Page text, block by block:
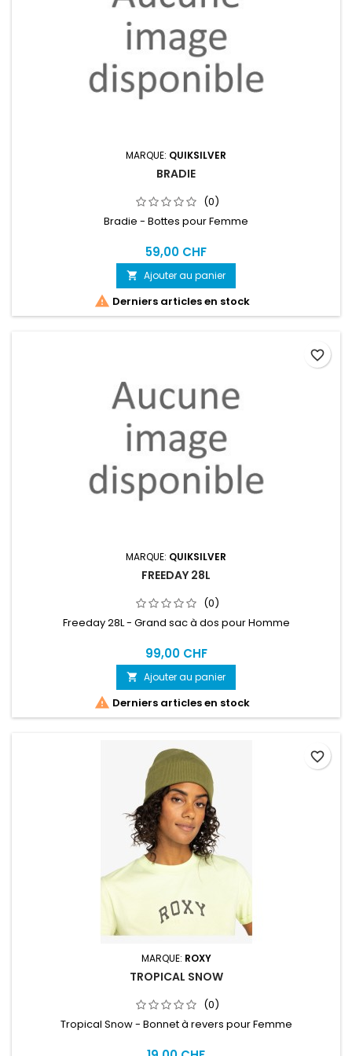
MARQUE: QUIKSILVER
BRADIE
(0)
Bradie - Bottes pour Femme
59,00 CHF
 Ajouter au panier
 Derniers articles en stock
MARQUE: QUIKSILVER
FREEDAY 28L
(0)
Freeday 28L - Grand sac à dos pour Homme
99,00 CHF
 Ajouter au panier
 Derniers articles en stock
favorite_border
MARQUE: ROXY
TROPICAL SNOW
(0)
Tropical Snow - Bonnet à revers pour Femme
favorite_border